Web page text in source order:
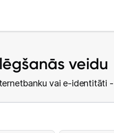
veidu
vai e-identitāti